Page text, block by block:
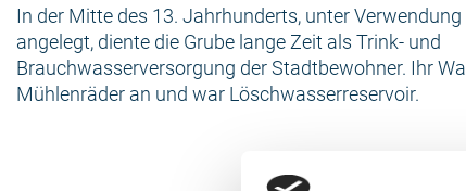
In der Mitte des 13. Jahrhunderts, unter
angelegt, diente die Grube lange Zeit als Trink- und
Brauchwasserversorgung der Stadtbewohner. Ihr
Mühlenräder an und war Löschwasserreservoir.